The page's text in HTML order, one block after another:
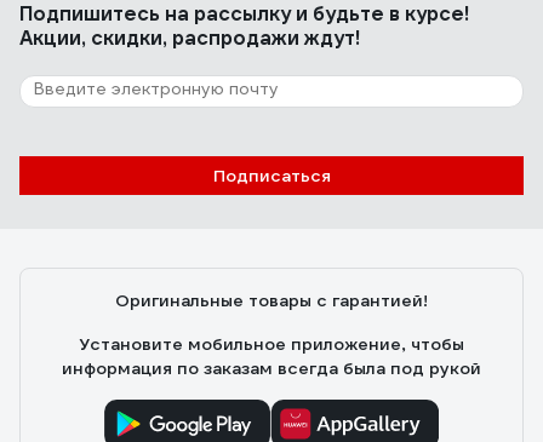
13 отзывов
Отзыв о врезном замке APECS 1425-AB
Офицеров Е. 14.03.2022
Подпишитесь на рассылкуи будьте в курсе!
Акции, скидки, распродажи ждут!
Подписаться
Оригинальные товары с гарантией!
Установите мобильное приложение, чтобы
информация по заказам всегда была под рукой